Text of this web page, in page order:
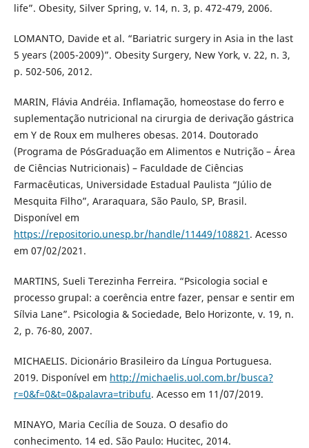
life”. Obesity, Silver Spring, v. 14, n. 3, p. 472-479, 2006.
LOMANTO, Davide et al. “Bariatric surgery in Asia in the last
5 years (2005-2009)”. Obesity Surgery, New York, v. 22, n. 3,
p. 502-506, 2012.
MARIN, Flávia Andréia. Inflamação, homeostase do ferro e
suplementação nutricional na cirurgia de derivação gástrica
em Y de Roux em mulheres obesas. 2014. Doutorado
(Programa de PósGraduação em Alimentos e Nutrição – Área
de Ciências Nutricionais) – Faculdade de Ciências
Farmacêuticas, Universidade Estadual Paulista “Júlio de
Mesquita Filho”, Araraquara, São Paulo, SP, Brasil.
Disponível em
https://repositorio.unesp.br/handle/11449/108821 . Acesso
em 07/02/2021.
MARTINS, Sueli Terezinha Ferreira. “Psicologia social e
processo grupal: a coerência entre fazer, pensar e sentir em
Sílvia Lane”. Psicologia & Sociedade, Belo Horizonte, v. 19, n.
2, p. 76-80, 2007.
MICHAELIS. Dicionário Brasileiro da Língua Portuguesa.
2019. Disponível em http://michaelis.uol.com.br/busca?
r=0&f=0&t=0&palavra=tribufu. Acesso em 11/07/2019.
MINAYO, Maria Cecília de Souza. O desafio do
conhecimento. 14 ed. São Paulo: Hucitec, 2014.